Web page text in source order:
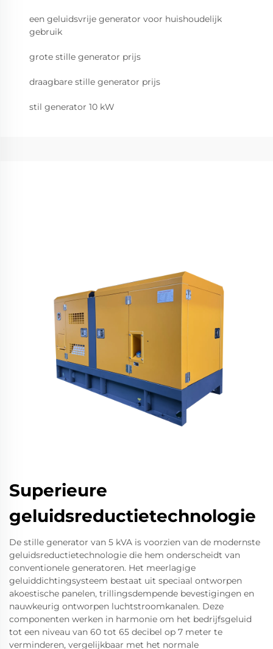
een geluidsvrije generator voor huishoudelijk
gebruik
grote stille generator prijs
draagbare stille generator prijs
stil generator 10 kW
Superieure
geluidsreductietechnologie
De stille generator van 5 kVA is voorzien van de modernste
geluidsreductietechnologie die hem onderscheidt van
conventionele generatoren. Het meerlagige
geluiddichtingsysteem bestaat uit speciaal ontworpen
akoestische panelen, trillingsdempende bevestigingen en
nauwkeurig ontworpen luchtstroomkanalen. Deze
componenten werken in harmonie om het bedrijfsgeluid
tot een niveau van 60 tot 65 decibel op 7 meter te
verminderen, vergelijkbaar met het normale